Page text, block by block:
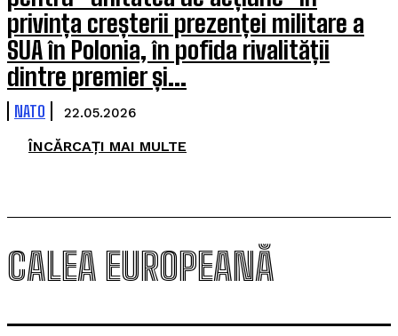
privința creșterii prezenței militare a
SUA în Polonia, în pofida rivalității
dintre premier și...
NATO 22.05.2026
ÎNCĂRCAȚI MAI MULTE
CALEA EUROPEANĂ